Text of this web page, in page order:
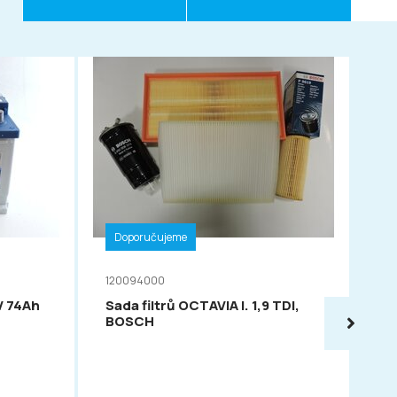
74Ah
Doporučujeme
120094000
Sada filtrů OCTAVIA I. 1,9 TDI,
BOSCH